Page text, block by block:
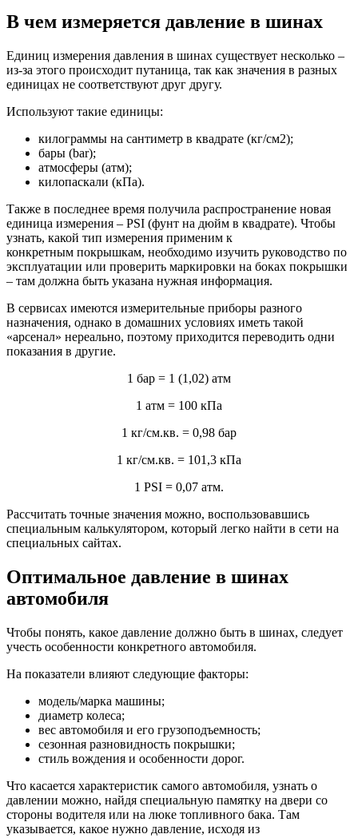
В чем измеряется давление в шинах
Единиц измерения давления в шинах существует несколько –
из-за этого происходит путаница, так как значения в разных
единицах не соответствуют друг другу.
Используют такие единицы:
килограммы на сантиметр в квадрате (кг/см2);
бары (bar);
атмосферы (атм);
килопаскали (кПа).
Также в последнее время получила распространение новая
единица измерения – PSI (фунт на дюйм в квадрате). Чтобы
узнать, какой тип измерения применим к
конкретным покрышкам, необходимо изучить руководство по
эксплуатации или проверить маркировки на боках покрышки
– там должна быть указана нужная информация.
В сервисах имеются измерительные приборы разного
назначения, однако в домашних условиях иметь такой
«арсенал» нереально, поэтому приходится переводить одни
показания в другие.
1 бар = 1 (1,02) атм
1 атм = 100 кПа
1 кг/см.кв. = 0,98 бар
1 кг/см.кв. = 101,3 кПа
1 PSI = 0,07 атм.
Рассчитать точные значения можно, воспользовавшись
специальным калькулятором, который легко найти в сети на
специальных сайтах.
Оптимальное давление в шинах
автомобиля
Чтобы понять, какое давление должно быть в шинах, следует
учесть особенности конкретного автомобиля.
На показатели влияют следующие факторы:
модель/марка машины;
диаметр колеса;
вес автомобиля и его грузоподъемность;
сезонная разновидность покрышки;
стиль вождения и особенности дорог.
Что касается характеристик самого автомобиля, узнать о
давлении можно, найдя специальную памятку на двери со
стороны водителя или на люке топливного бака. Там
указывается, какое нужно давление, исходя из